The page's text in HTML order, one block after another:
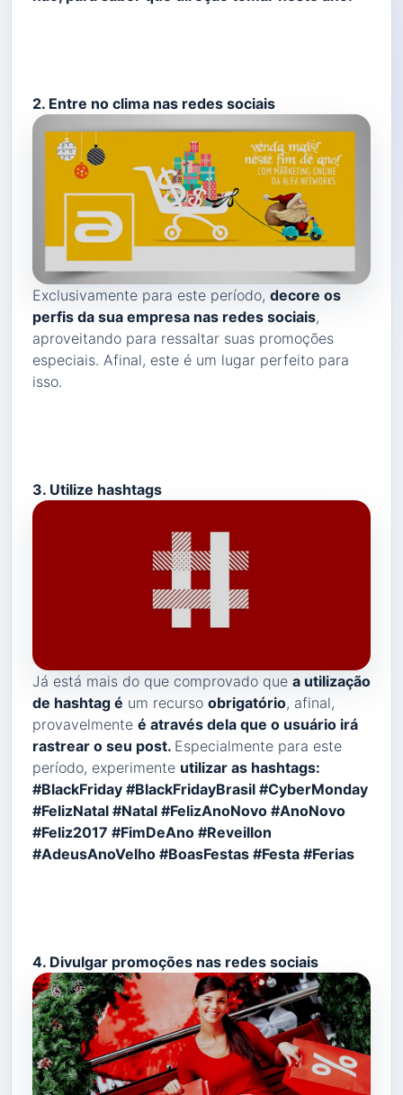
2. Entre no clima nas redes sociais
Exclusivamente para este período, decore os
perfis da sua empresa nas redes sociais,
aproveitando para ressaltar suas promoções
especiais. Afinal, este é um lugar perfeito para
isso.
3. Utilize hashtags
Já está mais do que comprovado que a utilização
de hashtag é um recurso obrigatório, afinal,
provavelmente é através dela que o usuário irá
rastrear o seu post. Especialmente para este
período, experimente utilizar as hashtags:
#BlackFriday #BlackFridayBrasil #CyberMonday
#FelizNatal #Natal #FelizAnoNovo #AnoNovo
#Feliz2017 #FimDeAno #Reveillon
#AdeusAnoVelho #BoasFestas #Festa #Ferias
4. Divulgar promoções nas redes sociais